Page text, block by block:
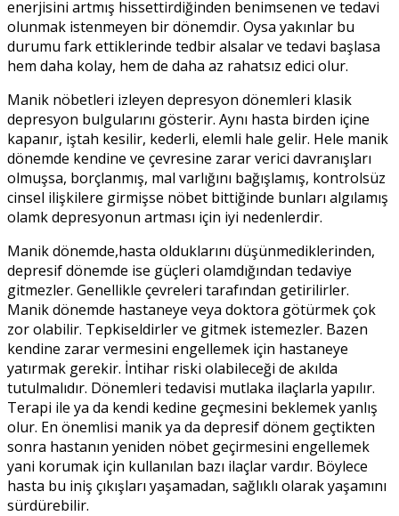
enerjisini artmış hissettirdiğinden benimsenen ve tedavi
olunmak istenmeyen bir dönemdir. Oysa yakınlar bu
durumu fark ettiklerinde tedbir alsalar ve tedavi başlasa
hem daha kolay, hem de daha az rahatsız edici olur.
Manik nöbetleri izleyen depresyon dönemleri klasik
depresyon bulgularını gösterir. Aynı hasta birden içine
kapanır, iştah kesilir, kederli, elemli hale gelir. Hele manik
dönemde kendine ve çevresine zarar verici davranışları
olmuşsa, borçlanmış, mal varlığını bağışlamış, kontrolsüz
cinsel ilişkilere girmişse nöbet bittiğinde bunları algılamış
olamk depresyonun artması için iyi nedenlerdir.
Manik dönemde,hasta olduklarını düşünmediklerinden,
depresif dönemde ise güçleri olamdığından tedaviye
gitmezler. Genellikle çevreleri tarafından getirilirler.
Manik dönemde hastaneye veya doktora götürmek çok
zor olabilir. Tepkiseldirler ve gitmek istemezler. Bazen
kendine zarar vermesini engellemek için hastaneye
yatırmak gerekir. İntihar riski olabileceği de akılda
tutulmalıdır. Dönemleri tedavisi mutlaka ilaçlarla yapılır.
Terapi ile ya da kendi kedine geçmesini beklemek yanlış
olur. En önemlisi manik ya da depresif dönem geçtikten
sonra hastanın yeniden nöbet geçirmesini engellemek
yani korumak için kullanılan bazı ilaçlar vardır. Böylece
hasta bu iniş çıkışları yaşamadan, sağlıklı olarak yaşamını
sürdürebilir.